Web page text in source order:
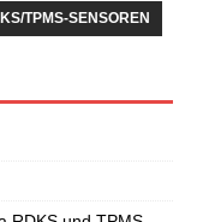
TPMS-SENSOREN